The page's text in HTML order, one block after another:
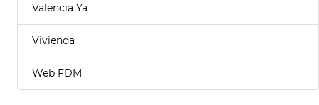
Valencia Ya
Vivienda
Web FDM